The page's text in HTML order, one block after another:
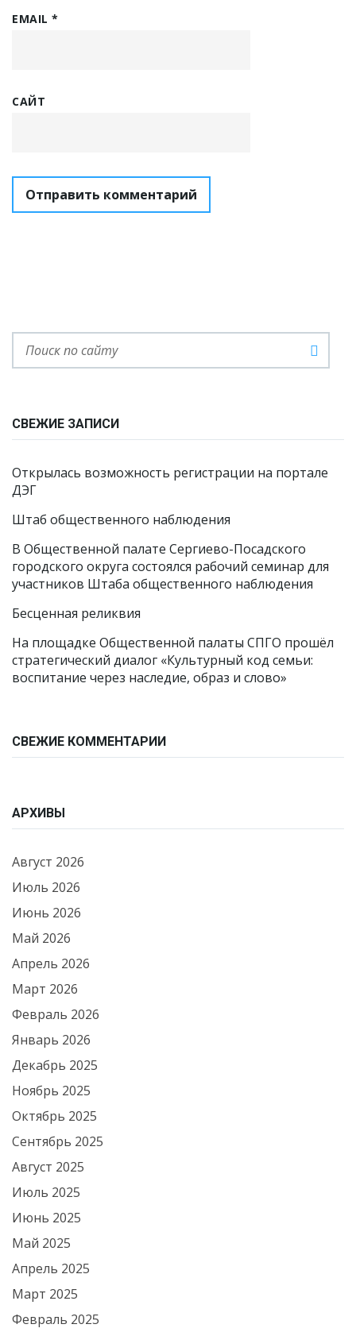
EMAIL*
САЙТ
СВЕЖИЕ ЗАПИСИ
Открылась возможность регистрации на портале
ДЭГ
Штаб общественного наблюдения
В Общественной палате Сергиево-Посадского
городского округа состоялся рабочий семинар для
участников Штаба общественного наблюдения
Бесценная реликвия
На площадке Общественной палаты СПГО прошёл
стратегический диалог «Культурный код семьи:
воспитание через наследие, образ и слово»
СВЕЖИЕ КОММЕНТАРИИ
АРХИВЫ
Август 2026
Июль 2026
Июнь 2026
Май 2026
Апрель 2026
Март 2026
Февраль 2026
Январь 2026
Декабрь 2025
Ноябрь 2025
Октябрь 2025
Сентябрь 2025
Август 2025
Июль 2025
Июнь 2025
Май 2025
Апрель 2025
Март 2025
Февраль 2025